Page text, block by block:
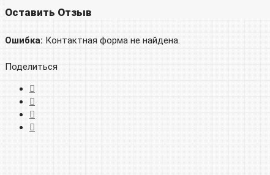
Оставить Отзыв
Ошибка: Контактная форма не найдена.
Поделиться